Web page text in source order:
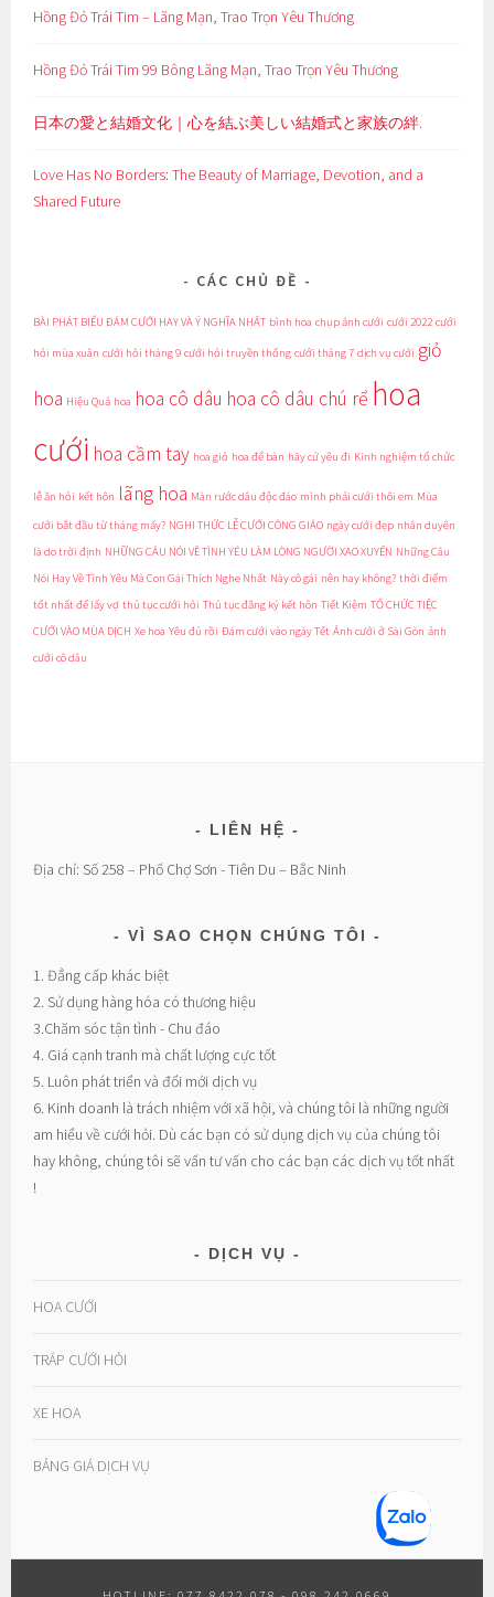
Hồng Đỏ Trái Tim – Lãng Mạn, Trao Trọn Yêu Thương
Hồng Đỏ Trái Tim 99 Bông Lãng Mạn, Trao Trọn Yêu Thương
日本の愛と結婚文化｜心を結ぶ美しい結婚式と家族の絆.
Love Has No Borders: The Beauty of Marriage, Devotion, and a
Shared Future
CÁC CHỦ ĐỀ
BÀI PHÁT BIỂU ĐÁM CƯỚI HAY VÀ Ý NGHĨA NHẤT bình hoa chụp ảnh cưới cưới 2022 cưới
hỏi mùa xuân cưới hỏi tháng 9 cưới hỏi truyền thống cưới tháng 7 dịch vụ cưới giỏ
hoa Hiệu Quả hoa hoa cô dâu hoa cô dâu chú rể hoa
cưới hoa cầm tay hoa giỏ hoa để bàn hãy cứ yêu đi Kinh nghiệm tổ chức
lễ ăn hỏi kết hôn lãng hoa Màn rước dâu độc đáo mình phải cưới thôi em Mùa
cưới bắt đầu từ tháng mấy? NGHI THỨC LỄ CƯỚI CÔNG GIÁO ngày cưới đẹp nhân duyên
là do trời định NHỮNG CÂU NÓI VỀ TÌNH YÊU LÀM LÒNG NGƯỜI XAO XUYẾN Những Câu
Nói Hay Về Tình Yêu Mà Con Gái Thích Nghe Nhất Này cô gái nên hay không? thời điểm
tốt nhất để lấy vợ thủ tục cưới hỏi Thủ tục đăng ký kết hôn Tiết Kiệm TỔ CHỨC TIỆC
CƯỚI VÀO MÙA DỊCH Xe hoa Yêu đủ rồi Đám cưới vào ngày Tết Ảnh cưới ở Sài Gòn ảnh
cưới cô dâu
LIÊN HỆ
Địa chỉ: Số 258 – Phố Chợ Sơn - Tiên Du – Bắc Ninh
VÌ SAO CHỌN CHÚNG TÔI
1. Đẳng cấp khác biệt
2. Sử dụng hàng hóa có thương hiệu
3.Chăm sóc tận tình - Chu đáo
4. Giá cạnh tranh mà chất lượng cực tốt
5. Luôn phát triển và đổi mới dịch vụ
6. Kinh doanh là trách nhiệm với xã hội, và chúng tôi là những người
am hiểu về cưới hỏi. Dù các bạn có sử dụng dịch vụ của chúng tôi
hay không, chúng tôi sẽ vấn tư vấn cho các bạn các dịch vụ tốt nhất
!
DỊCH VỤ
HOA CƯỚI
TRÁP CƯỚI HỎI
XE HOA
BẢNG GIÁ DỊCH VỤ